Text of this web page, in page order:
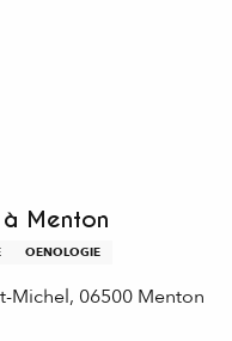
Menton
OENOLOGIE
Michel, 06500 Menton